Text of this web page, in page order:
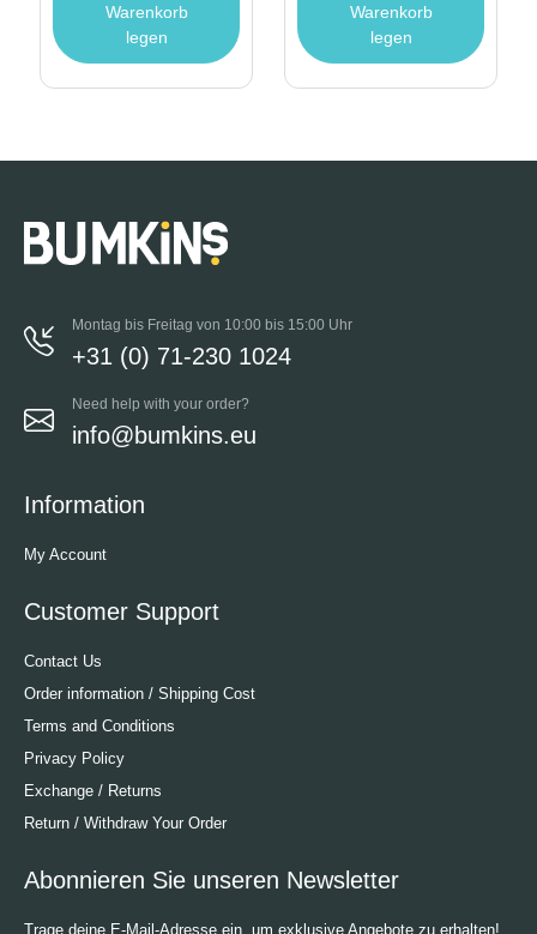
Warenkorb
legen
Warenkorb
legen
Montag bis Freitag von 10:00 bis 15:00 Uhr
+31 (0) 71-230 1024
Need help with your order?
info@bumkins.eu
Information
My Account
Customer Support
Contact Us
Order information / Shipping Cost
Terms and Conditions
Privacy Policy
Exchange / Returns
Return / Withdraw Your Order
Abonnieren Sie unseren Newsletter
Trage deine E-Mail-Adresse ein, um exklusive Angebote zu erhalten!